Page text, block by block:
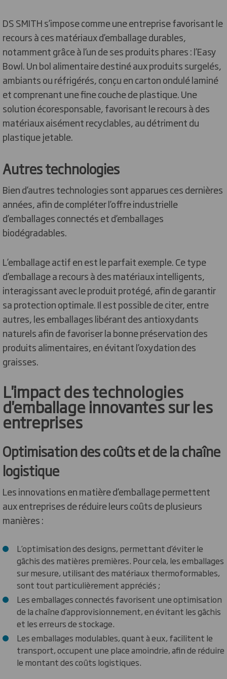
DS SMITH s’impose comme une entreprise favorisant le
recours à ces matériaux d’emballage durables,
notamment grâce à l’un de ses produits phares : l’Easy
Bowl. Un bol alimentaire destiné aux produits surgelés,
ambiants ou réfrigérés, conçu en carton ondulé laminé
et comprenant une fine couche de plastique. Une
solution écoresponsable, favorisant le recours à des
matériaux aisément recyclables, au détriment du
plastique jetable.
Autres technologies
Bien d’autres technologies sont apparues ces dernières
années, afin de compléter l’offre industrielle
d’emballages connectés et d’emballages
biodégradables.
L’emballage actif en est le parfait exemple. Ce type
d’emballage a recours à des matériaux intelligents,
interagissant avec le produit protégé, afin de garantir
sa protection optimale. Il est possible de citer, entre
autres, les emballages libérant des antioxydants
naturels afin de favoriser la bonne préservation des
produits alimentaires, en évitant l’oxydation des
graisses.
L'impact des technologies
d'emballage innovantes sur les
entreprises
Optimisation des coûts et de la chaîne
logistique
Les innovations en matière d’emballage permettent
aux entreprises de réduire leurs coûts de plusieurs
manières :
L’optimisation des designs, permettant d’éviter le
gâchis des matières premières. Pour cela, les emballages
sur mesure, utilisant des matériaux thermoformables,
sont tout particulièrement appréciés ;
Les emballages connectés favorisent une optimisation
de la chaîne d’approvisionnement, en évitant les gâchis
et les erreurs de stockage.
Les emballages modulables, quant à eux, facilitent le
transport, occupent une place amoindrie, afin de réduire
le montant des coûts logistiques.